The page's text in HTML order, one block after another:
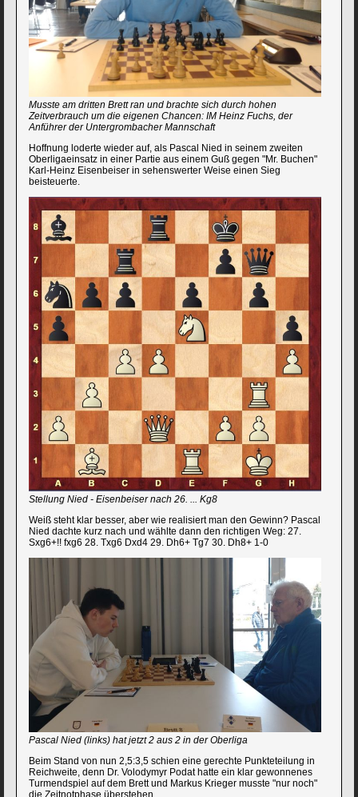
Musste am dritten Brett ran und brachte sich durch hohen
Zeitverbrauch um die eigenen Chancen: IM Heinz Fuchs, der
Anführer der Untergrombacher Mannschaft
Hoffnung loderte wieder auf, als Pascal Nied in seinem zweiten
Oberligaeinsatz in einer Partie aus einem Guß gegen "Mr. Buchen"
Karl-Heinz Eisenbeiser in sehenswerter Weise einen Sieg
beisteuerte.
Stellung Nied - Eisenbeiser nach 26. ... Kg8
Weiß steht klar besser, aber wie realisiert man den Gewinn? Pascal
Nied dachte kurz nach und wählte dann den richtigen Weg: 27.
Sxg6+!! fxg6 28. Txg6 Dxd4 29. Dh6+ Tg7 30. Dh8+ 1-0
Pascal Nied (links) hat jetzt 2 aus 2 in der Oberliga
Beim Stand von nun 2,5:3,5 schien eine gerechte Punkteteilung in
Reichweite, denn Dr. Volodymyr Podat hatte ein klar gewonnenes
Turmendspiel auf dem Brett und Markus Krieger musste "nur noch"